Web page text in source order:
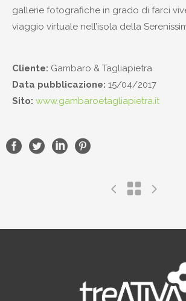
gallerie fotografiche in grado di farci
viaggio virtuale nell’isola della
Cliente: Gambaro & Tagliapietra
Data pubblicazione: 15/04/2017
Sito: www.gambaroetagliapietra.it